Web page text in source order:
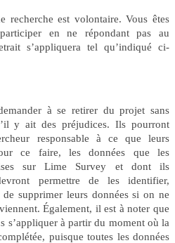
recherche est volontaire. Vous êtes
en ne répondant pas au
s’appliquera tel qu’indiqué ci-
à se retirer du projet sans
y ait des préjudices. Ils pourront
responsable à ce que leurs
ce faire, les données que les
sur Lime Survey et dont ils
permettre de les identifier,
supprimer leurs données si on ne
Également, il est à noter que
s’appliquer à partir du moment où la
puisque toutes les données